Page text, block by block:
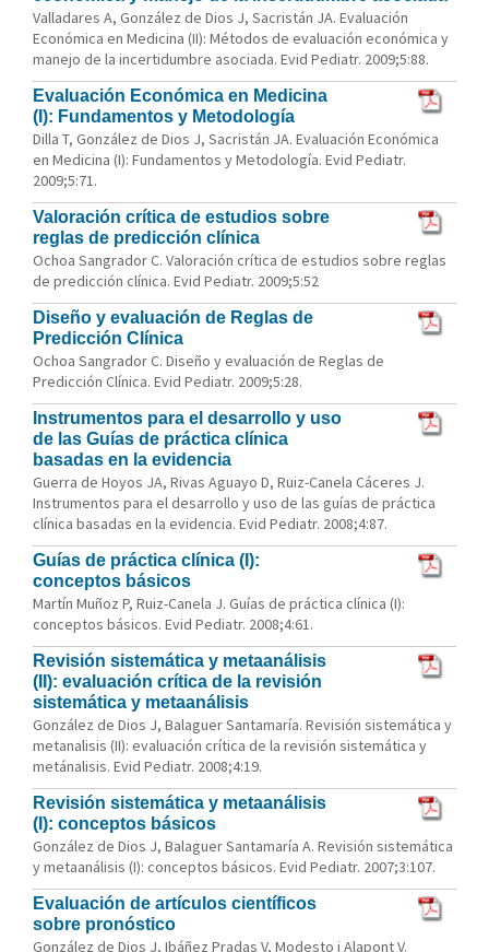
Valladares A, González de Dios J, Sacristán JA. Evaluación
Económica en Medicina (II): Métodos de evaluación económica y
manejo de la incertidumbre asociada. Evid Pediatr. 2009;5:88.
Evaluación Económica en Medicina
(I): Fundamentos y Metodología
Dilla T, González de Dios J, Sacristán JA. Evaluación Económica
en Medicina (I): Fundamentos y Metodología. Evid Pediatr.
2009;5:71.
Valoración crítica de estudios sobre
reglas de predicción clínica
Ochoa Sangrador C. Valoración crítica de estudios sobre reglas
de predicción clínica. Evid Pediatr. 2009;5:52
Diseño y evaluación de Reglas de
Predicción Clínica
Ochoa Sangrador C. Diseño y evaluación de Reglas de
Predicción Clínica. Evid Pediatr. 2009;5:28.
Instrumentos para el desarrollo y uso
de las Guías de práctica clínica
basadas en la evidencia
Guerra de Hoyos JA, Rivas Aguayo D, Ruiz-Canela Cáceres J.
Instrumentos para el desarrollo y uso de las guías de práctica
clínica basadas en la evidencia. Evid Pediatr. 2008;4:87.
Guías de práctica clínica (I):
conceptos básicos
Martín Muñoz P, Ruiz-Canela J. Guías de práctica clínica (I):
conceptos básicos. Evid Pediatr. 2008;4:61.
Revisión sistemática y metaanálisis
(II): evaluación crítica de la revisión
sistemática y metaanálisis
González de Dios J, Balaguer Santamaría. Revisión sistemática y
metanalisis (II): evaluación crítica de la revisión sistemática y
metánalisis. Evid Pediatr. 2008;4:19.
Revisión sistemática y metaanálisis
(I): conceptos básicos
González de Dios J, Balaguer Santamaría A. Revisión sistemática
y metaanálisis (I): conceptos básicos. Evid Pediatr. 2007;3:107.
Evaluación de artículos científicos
sobre pronóstico
González de Dios J, Ibáñez Pradas V, Modesto i Alapont V.